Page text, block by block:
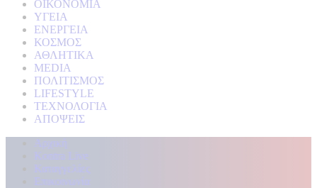
ΟΙΚΟΝΟΜΙΑ
ΥΓΕΙΑ
ΕΝΕΡΓΕΙΑ
ΚΟΣΜΟΣ
ΑΘΛΗΤΙΚΑ
MEDIA
ΠΟΛΙΤΙΣΜΟΣ
LIFESTYLE
ΤΕΧΝΟΛΟΓΙΑ
ΑΠΟΨΕΙΣ
Αρχική
Kontra Live
Καταγγελίες
Επικοινωνία